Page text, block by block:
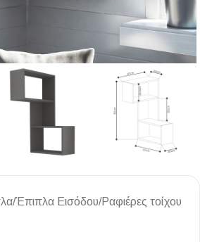
/Έπιπλα Εισόδου/Ραφιέρες τοίχου